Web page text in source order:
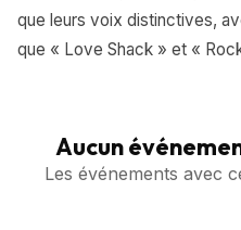
que leurs voix distinctives,
que « Love Shack » et «
Aucun
Les événements avec